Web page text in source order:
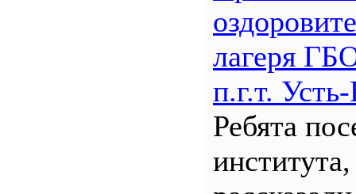
лагеря
п.г.т.
Ребята